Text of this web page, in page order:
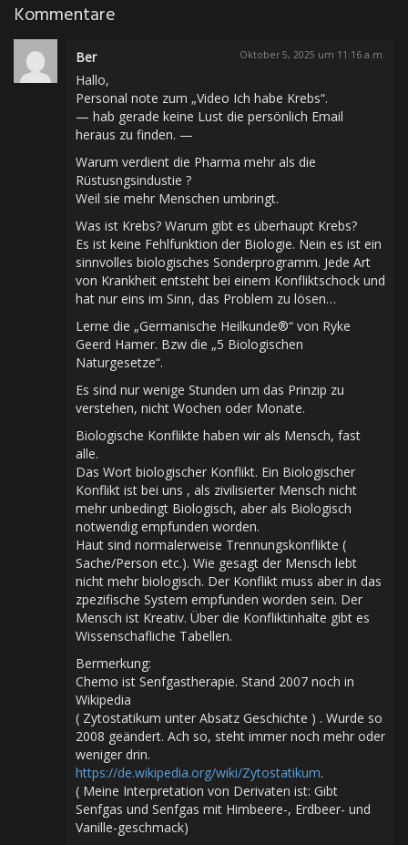
Kommentare
Ber Oktober 5, 2025 um 11:16 a.m.
Hallo,
Personal note zum „Video Ich habe Krebs“.
— hab gerade keine Lust die persönlich Email
heraus zu finden. —
Warum verdient die Pharma mehr als die
Rüstusngsindustie ?
Weil sie mehr Menschen umbringt.
Was ist Krebs? Warum gibt es überhaupt Krebs?
Es ist keine Fehlfunktion der Biologie. Nein es ist ein
sinnvolles biologisches Sonderprogramm. Jede Art
von Krankheit entsteht bei einem Konfliktschock und
hat nur eins im Sinn, das Problem zu lösen…
Lerne die „Germanische Heilkunde®“ von Ryke
Geerd Hamer. Bzw die „5 Biologischen
Naturgesetze“.
Es sind nur wenige Stunden um das Prinzip zu
verstehen, nicht Wochen oder Monate.
Biologische Konflikte haben wir als Mensch, fast
alle.
Das Wort biologischer Konflikt. Ein Biologischer
Konflikt ist bei uns , als zivilisierter Mensch nicht
mehr unbedingt Biologisch, aber als Biologisch
notwendig empfunden worden.
Haut sind normalerweise Trennungskonflikte (
Sache/Person etc.). Wie gesagt der Mensch lebt
nicht mehr biologisch. Der Konflikt muss aber in das
zpezifische System empfunden worden sein. Der
Mensch ist Kreativ. Über die Konfliktinhalte gibt es
Wissenschafliche Tabellen.
Bermerkung:
Chemo ist Senfgastherapie. Stand 2007 noch in
Wikipedia
( Zytostatikum unter Absatz Geschichte ) . Wurde so
2008 geändert. Ach so, steht immer noch mehr oder
weniger drin.
https://de.wikipedia.org/wiki/Zytostatikum.
( Meine Interpretation von Derivaten ist: Gibt
Senfgas und Senfgas mit Himbeere-, Erdbeer- und
Vanille-geschmack)